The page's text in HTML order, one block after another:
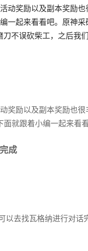
动奖励以及副本奖励
一起来看看吧。原神
不误砍柴工，之后我
奖励以及副本奖励也
就跟着小编一起来看看
成
以去找瓦格纳进行对话